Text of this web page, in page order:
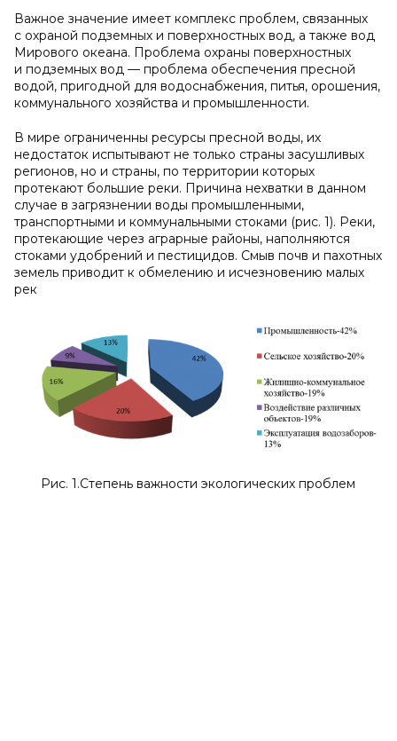
Важное значение имеет комплекс проблем, связанных
с охраной подземных и поверхностных вод, а также вод
Мирового океана. Проблема охраны поверхностных
и подземных вод — проблема обеспечения пресной
водой, пригодной для водоснабжения, питья, орошения,
коммунального хозяйства и промышленности.
В мире ограниченны ресурсы пресной воды, их
недостаток испытывают не только страны засушливых
регионов, но и страны, по территории которых
протекают большие реки. Причина нехватки в данном
случае в загрязнении воды промышленными,
транспортными и коммунальными стоками (рис. 1). Реки,
протекающие через аграрные районы, наполняются
стоками удобрений и пестицидов. Смыв почв и пахотных
земель приводит к обмелению и исчезновению малых
рек
Рис. 1.Степень важности экологических проблем